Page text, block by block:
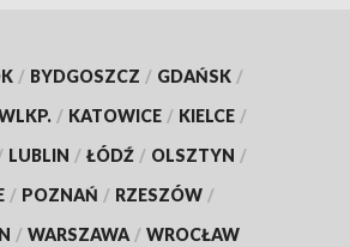
/ BYDGOSZCZ / GDAŃSK /
/ KATOWICE / KIELCE /
LUBLIN / ŁÓDŹ / OLSZTYN /
/ POZNAŃ / RZESZÓW /
/ WARSZAWA / WROCŁAW